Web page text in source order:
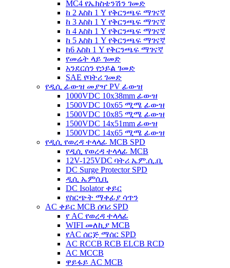
MC4 የኤክስቴንሽን ገመድ
ከ 2 እስከ 1 Y የቅርንጫፍ ማገናኛ
ከ 3 እስከ 1 Y የቅርንጫፍ ማገናኛ
ከ 4 እስከ 1 Y የቅርንጫፍ ማገናኛ
ከ 5 እስከ 1 Y የቅርንጫፍ ማገናኛ
ከ6 እስከ 1 Y የቅርንጫፍ ማገናኛ
የመሬት ላይ ገመድ
አንደርሰን የኃይል ገመድ
SAE የባትሪ ገመድ
የዲሲ ፊውዝ መያዣ PV ፊውዝ
1000VDC 10x38mm ፊውዝ
1500VDC 10x65 ሚሜ ፊውዝ
1500VDC 10x85 ሚሜ ፊውዝ
1500VDC 14x51mm ፊውዝ
1500VDC 14x65 ሚሜ ፊውዝ
የዲሲ የወረዳ ተላላፊ MCB SPD
የዲሲ የወረዳ ተላላፊ MCB
12V-125VDC ባትሪ ኤም.ሲ.ቢ
DC Surge Protector SPD
ዲሲ ኤምሲቢ
DC Isolator ቀይር
የስርጭት ማቀፊያ ሳጥን
AC ቀይር MCB ሰባሪ SPD
የ AC የወረዳ ተላላፊ
WIFI መለኪያ MCB
የAC ሰርጅ ማሰር SPD
AC RCCB RCB ELCB RCD
AC MCCB
ዋይፋይ AC MCB